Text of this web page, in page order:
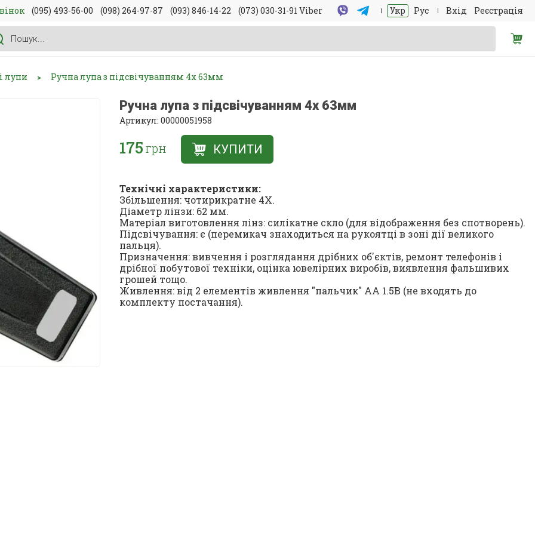
(095) 493-56-00 (098) 264-97-87 (093) 846-14-22 (073) 030-31-91 Viber Укр Рус Вхід Реєстрація
лупи > Ручна лупа з підсвічуванням 4х 63мм
Ручна лупа з підсвічуванням 4х 63мм
Артикул: 00000051958
175грн КУПИТИ
Технічні характеристики:
Збільшення: чотирикратне 4X.
Діаметр лінзи: 62 мм.
Матеріал виготовлення лінз: силікатне скло (для відображення без спотворень).
Підсвічування: є (перемикач знаходиться на рукоятці в зоні дії великого
пальця).
Призначення: вивчення і розглядання дрібних об'єктів, ремонт телефонів і
дрібної побутової техніки, оцінка ювелірних виробів, виявлення фальшивих
грошей тощо.
Живлення: від 2 елементів живлення "пальчик" AA 1.5В (не входять до
комплекту постачання).